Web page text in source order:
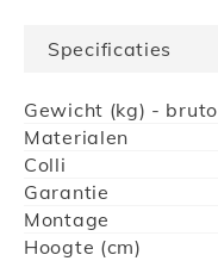
Specificaties
Meer
informatie
Gewicht (kg) - bruto
Materialen
Colli
Garantie
Montage
Hoogte (cm)